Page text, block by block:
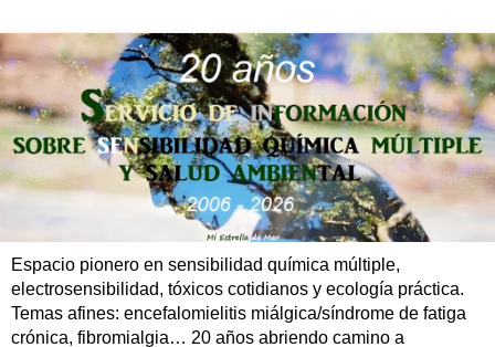
Espacio pionero en sensibilidad química múltiple,
electrosensibilidad, tóxicos cotidianos y ecología práctica.
Temas afines: encefalomielitis miálgica/síndrome de fatiga
crónica, fibromialgia… 20 años abriendo camino a